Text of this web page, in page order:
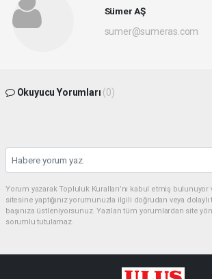
Sümer AŞ
sumer@sumeras.com
Okuyucu Yorumları (0)
Yorum yazarak Topluluk Kuralları’nı kabul etmiş
sitesine yaptığınız yorumunuzla ilgili doğrudan veya
başınıza üstleniyorsunuz. Yazılan tüm yorumlardan site
sorumlu tutulamaz.